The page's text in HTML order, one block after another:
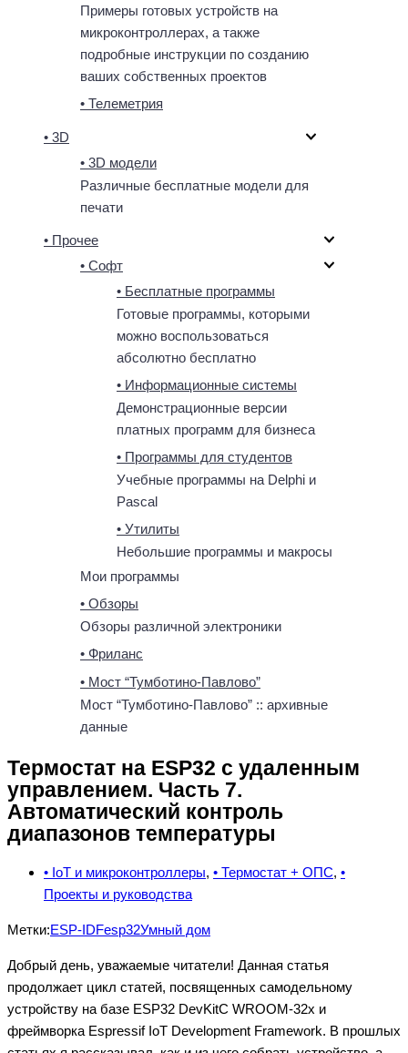
Примеры готовых устройств на
микроконтроллерах, а также
подробные инструкции по созданию
ваших собственных проектов
• Телеметрия
• 3D
• 3D модели
Различные бесплатные модели для
печати
• Прочее
• Софт
• Бесплатные программы
Готовые программы, которыми
можно воспользоваться
абсолютно бесплатно
• Информационные системы
Демонстрационные версии
платных программ для бизнеса
• Программы для студентов
Учебные программы на Delphi и
Pascal
• Утилиты
Небольшие программы и макросы
Мои программы
• Обзоры
Обзоры различной электроники
• Фриланс
• Мост “Тумботино-Павлово”
Мост “Тумботино-Павлово” :: архивные
данные
Термостат на ESP32 с удаленным
управлением. Часть 7.
Автоматический контроль
диапазонов температуры
• IoT и микроконтроллеры, • Термостат + ОПС, •
Проекты и руководства
Метки:ESP-IDFesp32Умный дом
Добрый день, уважаемые читатели! Данная статья
продолжает цикл статей, посвященных самодельному
устройству на базе ESP32 DevKitC WROOM-32x и
фреймворка Espressif IoT Development Framework. В прошлых